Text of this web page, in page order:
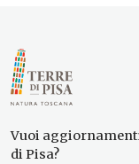
Vuoi
di Pisa?